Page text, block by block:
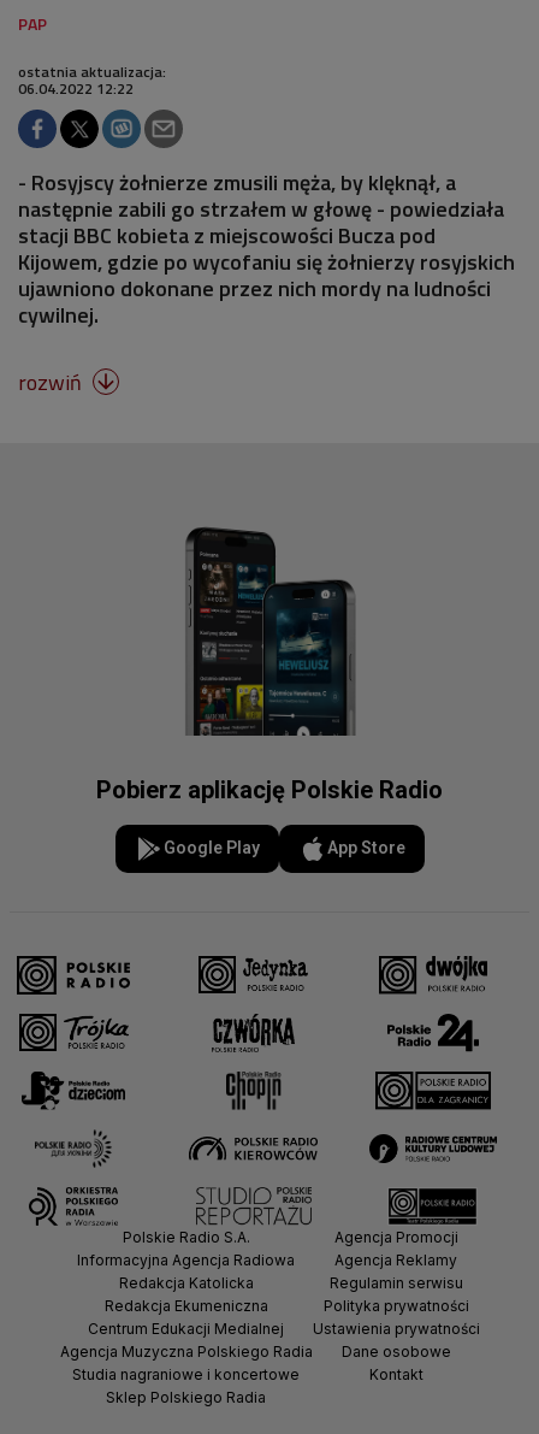
ostatnia aktualizacja:
06.04.2022 12:22
- Rosyjscy żołnierze zmusili męża, by klęknął, a
następnie zabili go strzałem w głowę - powiedziała
stacji BBC kobieta z miejscowości Bucza pod
Kijowem, gdzie po wycofaniu się żołnierzy rosyjskich
ujawniono dokonane przez nich mordy na ludności
cywilnej.
rozwiń 
Pobierz aplikację Polskie Radio
Google Play App Store
Polskie Radio S.A.
Informacyjna Agencja Radiowa
Redakcja Katolicka
Redakcja Ekumeniczna
Centrum Edukacji Medialnej
Agencja Muzyczna Polskiego Radia
Studia nagraniowe i koncertowe
Sklep Polskiego Radia
Agencja Promocji
Agencja Reklamy
Regulamin serwisu
Polityka prywatności
Ustawienia prywatności
Dane osobowe
Kontakt